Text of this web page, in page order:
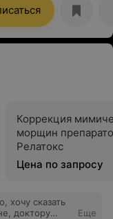
Коррекция
морщин
Релатокс
Цена по запросу
хочу сказать
Еще